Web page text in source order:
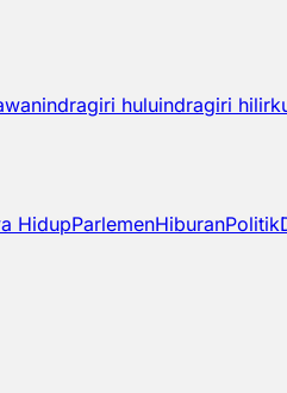
indragiri huluindragiri hilir
HidupParlemenHiburanPolitik